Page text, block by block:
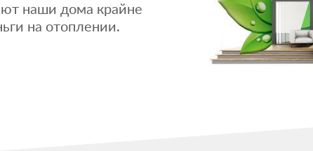
наши дома крайне
на отоплении.